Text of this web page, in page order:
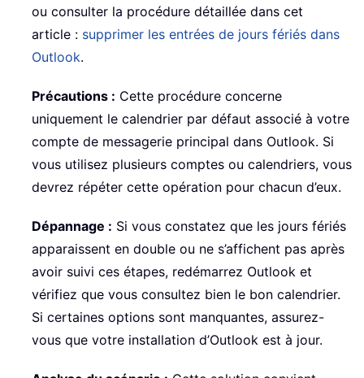
ou consulter la procédure détaillée dans cet
article : supprimer les entrées de jours fériés dans
Outlook.
Précautions : Cette procédure concerne
uniquement le calendrier par défaut associé à votre
compte de messagerie principal dans Outlook. Si
vous utilisez plusieurs comptes ou calendriers, vous
devrez répéter cette opération pour chacun d’eux.
Dépannage : Si vous constatez que les jours fériés
apparaissent en double ou ne s’affichent pas après
avoir suivi ces étapes, redémarrez Outlook et
vérifiez que vous consultez bien le bon calendrier.
Si certaines options sont manquantes, assurez-
vous que votre installation d’Outlook est à jour.